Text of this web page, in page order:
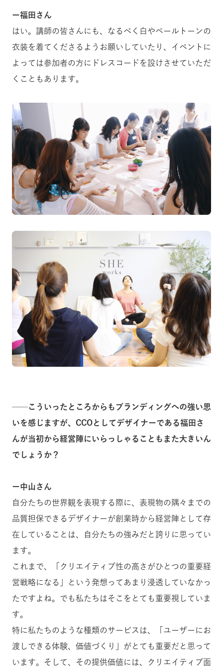
ー福田さん
はい。講師の皆さんにも、なるべく白やペールトーンの
衣装を着てくださるようお願いしていたり、イベントに
よっては参加者の方にドレスコードを設けさせていただ
くこともあります。
──こういったところからもブランディングへの強い思
いを感じますが、CCOとしてデザイナーである福田さ
んが当初から経営陣にいらっしゃることもまた大きいん
でしょうか？
ー中山さん
自分たちの世界観を表現する際に、表現物の隅々までの
品質担保できるデザイナーが創業時から経営陣として存
在していることは、自分たちの強みだと誇りに思ってい
ます。
これまで、「クリエイティブ性の高さがひとつの重要経
営戦略になる」という発想ってあまり浸透していなかっ
たですよね。でも私たちはそこをとても重要視していま
す。
特に私たちのような種類のサービスは、「ユーザーにお
渡しできる体験、価値づくり」がとても重要だと思って
います。そして、その提供価値には、クリエイティブ面